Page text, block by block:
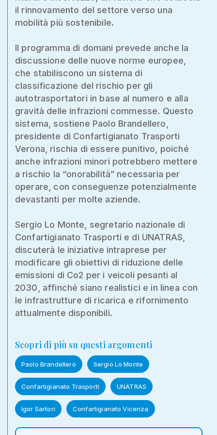
il rinnovamento del settore verso una
mobilità più sostenibile.
Il programma di domani prevede anche la
discussione delle nuove norme europee,
che stabiliscono un sistema di
classificazione del rischio per gli
autotrasportatori in base al numero e alla
gravità delle infrazioni commesse. Questo
sistema, sostiene Paolo Brandellero,
presidente di Confartigianato Trasporti
Verona, rischia di essere punitivo, poiché
anche infrazioni minori potrebbero mettere
a rischio la “onorabilità” necessaria per
operare, con conseguenze potenzialmente
devastanti per molte aziende.
Sergio Lo Monte, segretario nazionale di
Confartigianato Trasporti e di UNATRAS,
discuterà le iniziative intraprese per
modificare gli obiettivi di riduzione delle
emissioni di Co2 per i veicoli pesanti al
2030, affinché siano realistici e in linea con
le infrastrutture di ricarica e rifornimento
attualmente disponibili.
Scopri di più su questi argomenti
Paolo Brandellero Sergio Lo Monte
Confartigianato Trasporti UNATRAS
Igor Sartori Confartigianato Vicenza